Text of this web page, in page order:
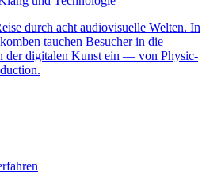
durch acht audiovisuelle Welten. In
tauchen Besucher in die
der digitalen Kunst ein — von Physic-